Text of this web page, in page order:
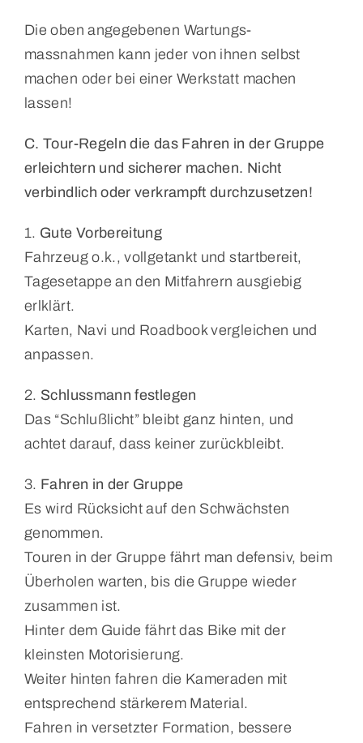
Die oben angegebenen Wartungs-
massnahmen kann jeder von ihnen selbst
machen oder bei einer Werkstatt machen
lassen!
C. Tour-Regelndie das Fahren in der Gruppe
erleichtern und sicherer machen. Nicht
verbindlich oder verkrampft durchzusetzen!
1. Gute Vorbereitung
Fahrzeug o.k., vollgetankt und startbereit,
Tagesetappe an den Mitfahrern ausgiebig
erlklärt.
Karten, Navi und Roadbook vergleichen und
anpassen.
2. Schlussmann festlegen
Das “Schlußlicht” bleibt ganz hinten, und
achtet darauf, dass keiner zurückbleibt.
3. Fahren in der Gruppe
Es wird Rücksicht auf den Schwächsten
genommen.
Touren in der Gruppe fährt man defensiv, beim
Überholen warten, bis die Gruppe wieder
zusammen ist.
Hinter dem Guide fährt das Bike mit der
kleinsten Motorisierung.
Weiter hinten fahren die Kameraden mit
entsprechend stärkerem Material.
Fahren in versetzter Formation, bessere